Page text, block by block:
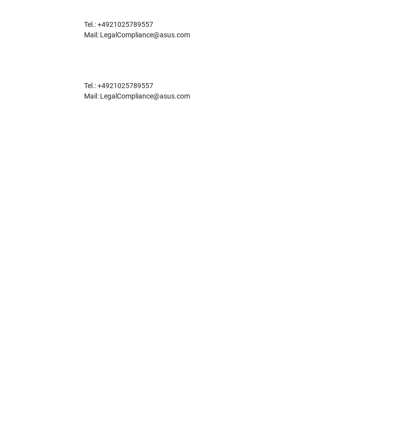
Tel.: +4921025789557
Mail: LegalCompliance@asus.com
Tel.: +4921025789557
Mail: LegalCompliance@asus.com